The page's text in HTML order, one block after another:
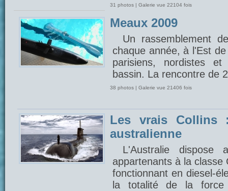
31 photos | Galerie vue 22104 fois
Meaux 2009
Un rassemblement
chaque année, à l'Est
parisiens, nordistes
bassin. La rencontre de
38 photos | Galerie vue 21406 fois
Les vrais Collins
australienne
L'Australie dispose
appartenants à la classe
fonctionnant en diesel-
la totalité de la force